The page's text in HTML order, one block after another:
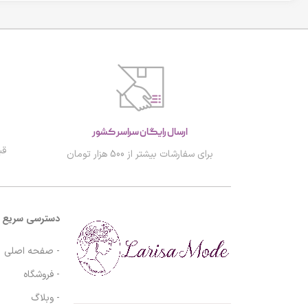
ارسال رایگان سراسر کشور
برای سفارشات بیشتر از 500 هزار تومان
دسترسی سریع
- صفحه اصلی
- فروشگاه
- وبلاگ